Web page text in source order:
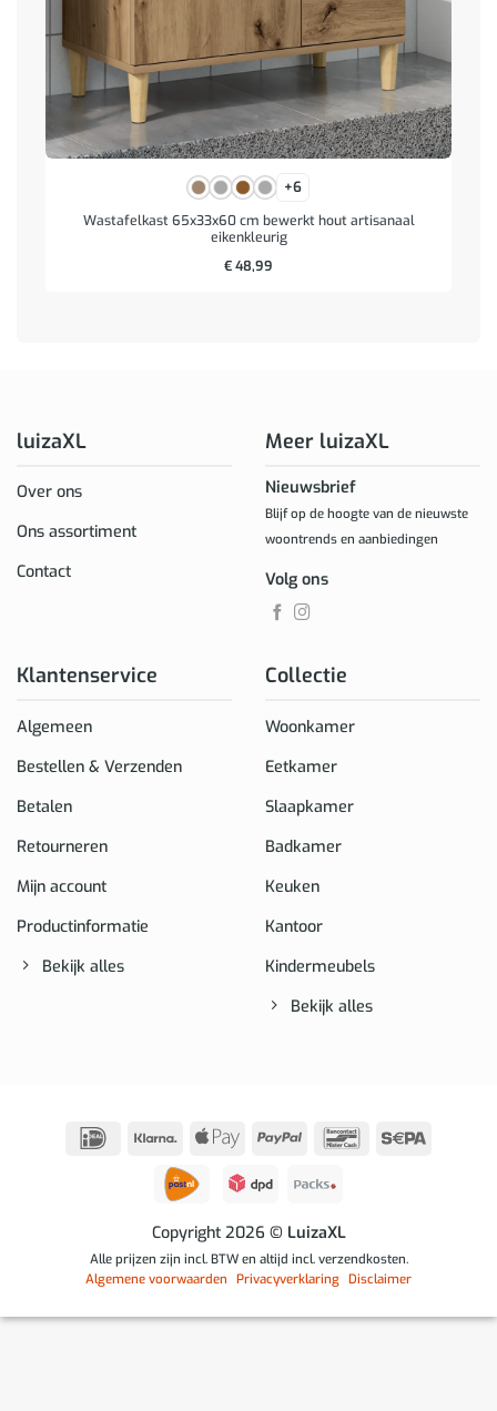
+6
Wastafelkast 65x33x60 cm bewerkt hout artisanaal
eikenkleurig
€48,99
luizaXL
Over ons
Ons assortiment
Contact
Klantenservice
Algemeen
Bestellen & Verzenden
Betalen
Retourneren
Mijn account
Productinformatie
Bekijk alles
Collectie
Woonkamer
Eetkamer
Slaapkamer
Badkamer
Keuken
Kantoor
Kindermeubels
Bekijk alles
Meer luizaXL
Nieuwsbrief
Blijf op de hoogte van de nieuwste
woontrends en aanbiedingen
Volg ons
IDeal Klarna
Apple
PayPal Bancontact
Copyright 2026 © LuizaXL
Alle prijzen zijn incl. BTW en altijd incl. verzendkosten.
Algemene voorwaarden Privacyverklaring Disclaimer